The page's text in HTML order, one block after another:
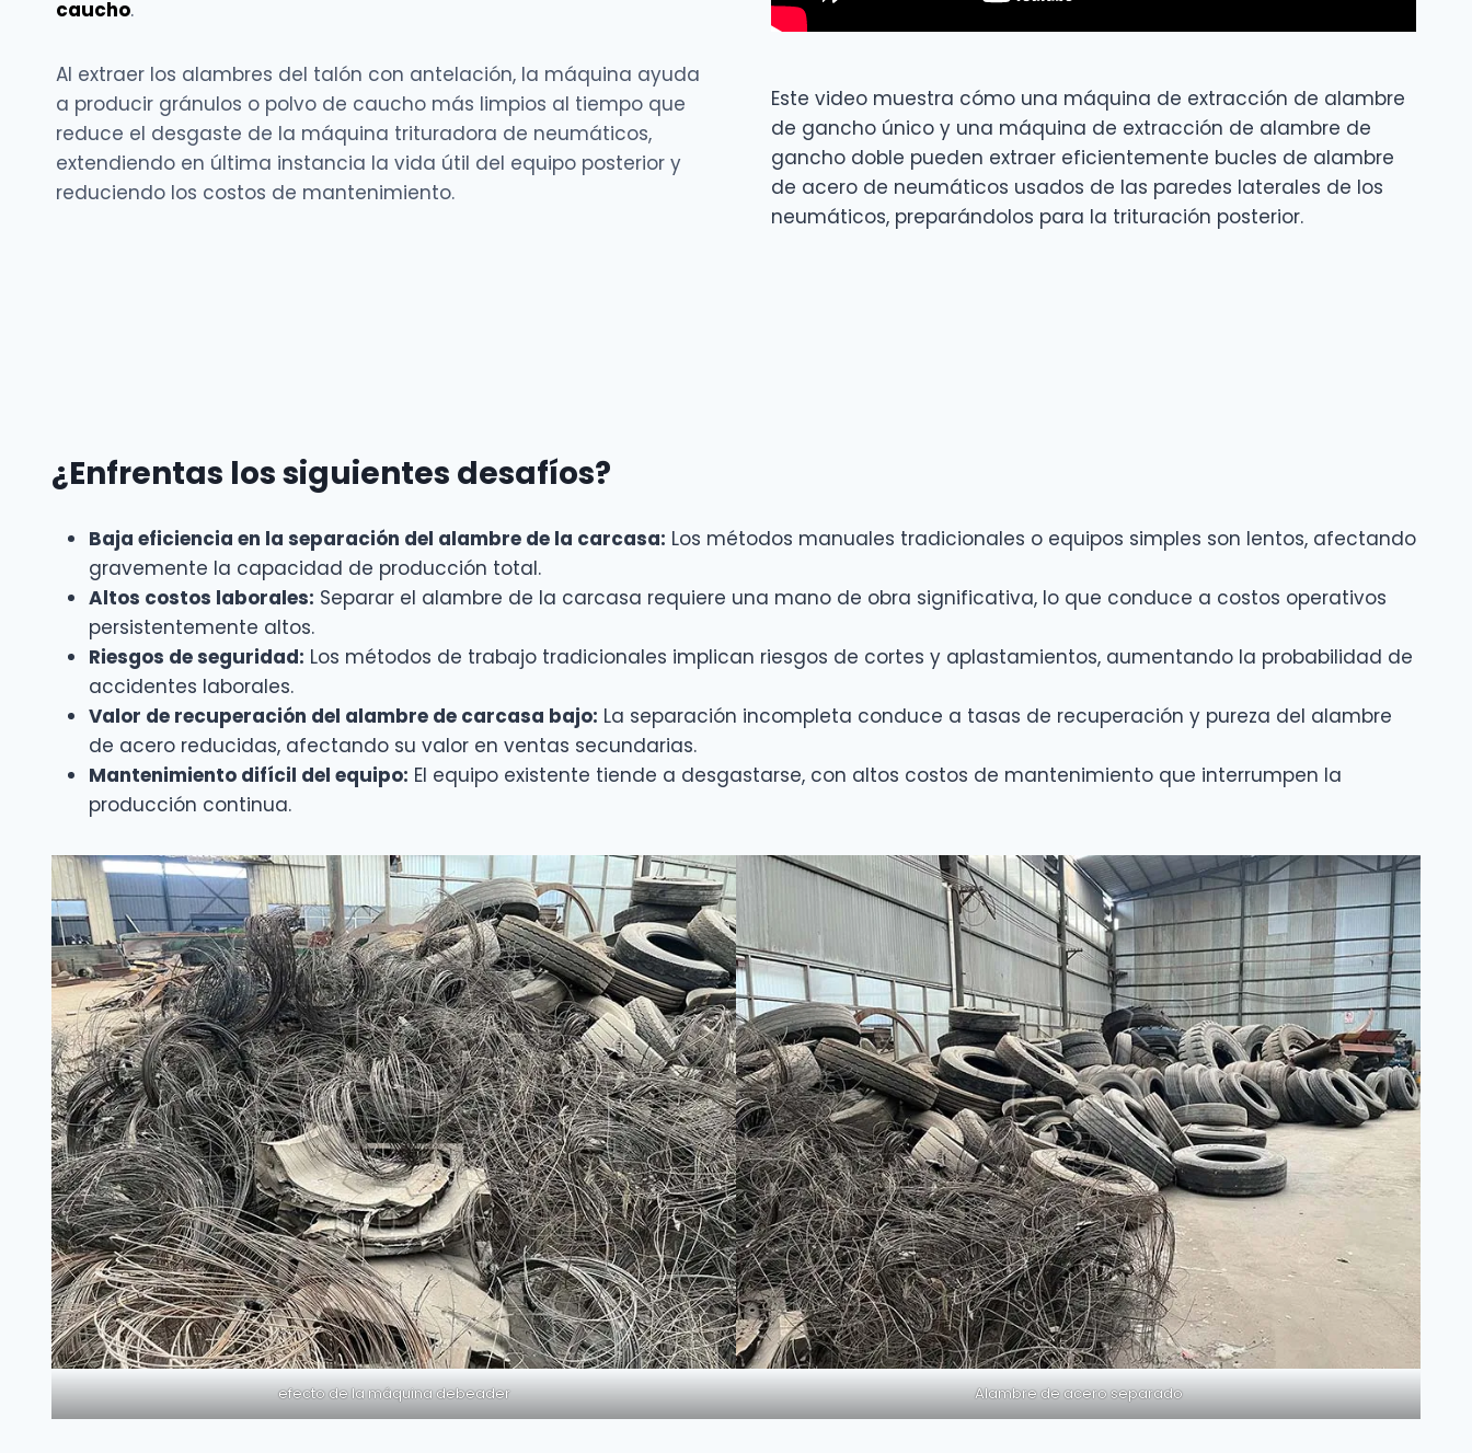
caucho.
Al extraer los alambres del talón con antelación, la máquina ayuda
a producir gránulos o polvo de caucho más limpios al tiempo que
reduce el desgaste de la máquina trituradora de neumáticos,
extendiendo en última instancia la vida útil del equipo posterior y
reduciendo los costos de mantenimiento.
Este video muestra cómo una máquina de extracción de alambre
de gancho único y una máquina de extracción de alambre de
gancho doble pueden extraer eficientemente bucles de alambre
de acero de neumáticos usados de las paredes laterales de los
neumáticos, preparándolos para la trituración posterior.
¿Enfrentas los siguientes desafíos?
Baja eficiencia en la separación del alambre de la carcasa: Los métodos manuales tradicionales o equipos simples son lentos, afectando
gravemente la capacidad de producción total.
Altos costos laborales: Separar el alambre de la carcasa requiere una mano de obra significativa, lo que conduce a costos operativos
persistentemente altos.
Riesgos de seguridad: Los métodos de trabajo tradicionales implican riesgos de cortes y aplastamientos, aumentando la probabilidad de
accidentes laborales.
Valor de recuperación del alambre de carcasa bajo: La separación incompleta conduce a tasas de recuperación y pureza del alambre
de acero reducidas, afectando su valor en ventas secundarias.
Mantenimiento difícil del equipo: El equipo existente tiende a desgastarse, con altos costos de mantenimiento que interrumpen la
producción continua.
efecto de la máquina debeader Alambre de acero separado